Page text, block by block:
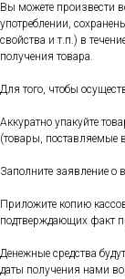
Вы можете произвести
употреблении,
свойства и т.п.) в
получения товара.
Для того, чтобы
Аккуратно упакуйте
(товары, поставляемые
Заполните заявление о
Приложите копию
подтверждающих факт
Денежные средства
даты получения нами